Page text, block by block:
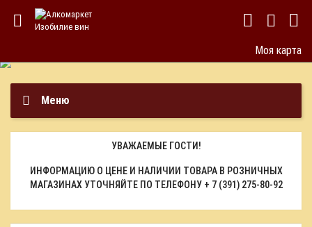
Моя карта
Меню
УВАЖАЕМЫЕ ГОСТИ!
ИНФОРМАЦИЮ О ЦЕНЕ И НАЛИЧИИ ТОВАРА В РОЗНИЧНЫХ
МАГАЗИНАХ УТОЧНЯЙТЕ ПО ТЕЛЕФОНУ + 7 (391) 275-80-92